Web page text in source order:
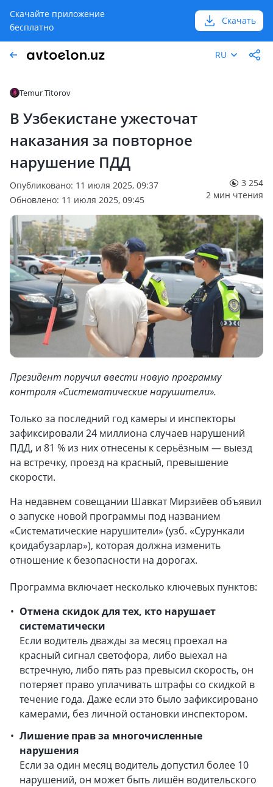
Скачайте приложение
бесплатно
Скачать
RU
Temur Titorov
В Узбекистане ужесточат
наказания за повторное
нарушение ПДД
Опубликовано: 11 июля 2025, 09:37
Обновлено: 11 июля 2025, 09:45
3 254
2 мин чтения
Президент поручил ввести новую программу
контроля «Систематические нарушители».
Только за последний год камеры и инспекторы
зафиксировали 24 миллиона случаев нарушений
ПДД, и 81 % из них отнесены к серьёзным — выезд
на встречку, проезд на красный, превышение
скорости.
На недавнем совещании Шавкат Мирзиёев объявил
о запуске новой программы под названием
«Систематические нарушители» (узб. «Сурункали
қоидабузарлар»), которая должна изменить
отношение к безопасности на дорогах.
Программа включает несколько ключевых пунктов:
Отмена скидок для тех, кто нарушает
систематически
Если водитель дважды за месяц проехал на
красный сигнал светофора, либо выехал на
встречную, либо пять раз превысил скорость, он
потеряет право уплачивать штрафы со скидкой в
течение года. Даже если это было зафиксировано
камерами, без личной остановки инспектором.
Лишение прав за многочисленные
нарушения
Если за один месяц водитель допустил более 10
нарушений, он может быть лишён водительского